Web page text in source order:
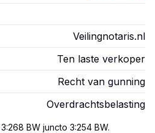
Veilingnotaris.nl
Ten laste verkoper
Recht van gunning
Overdrachtsbelasting
BW juncto 3:254 BW.